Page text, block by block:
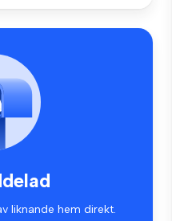
liknande hem direkt.